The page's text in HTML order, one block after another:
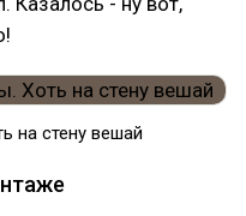
на стену вешай